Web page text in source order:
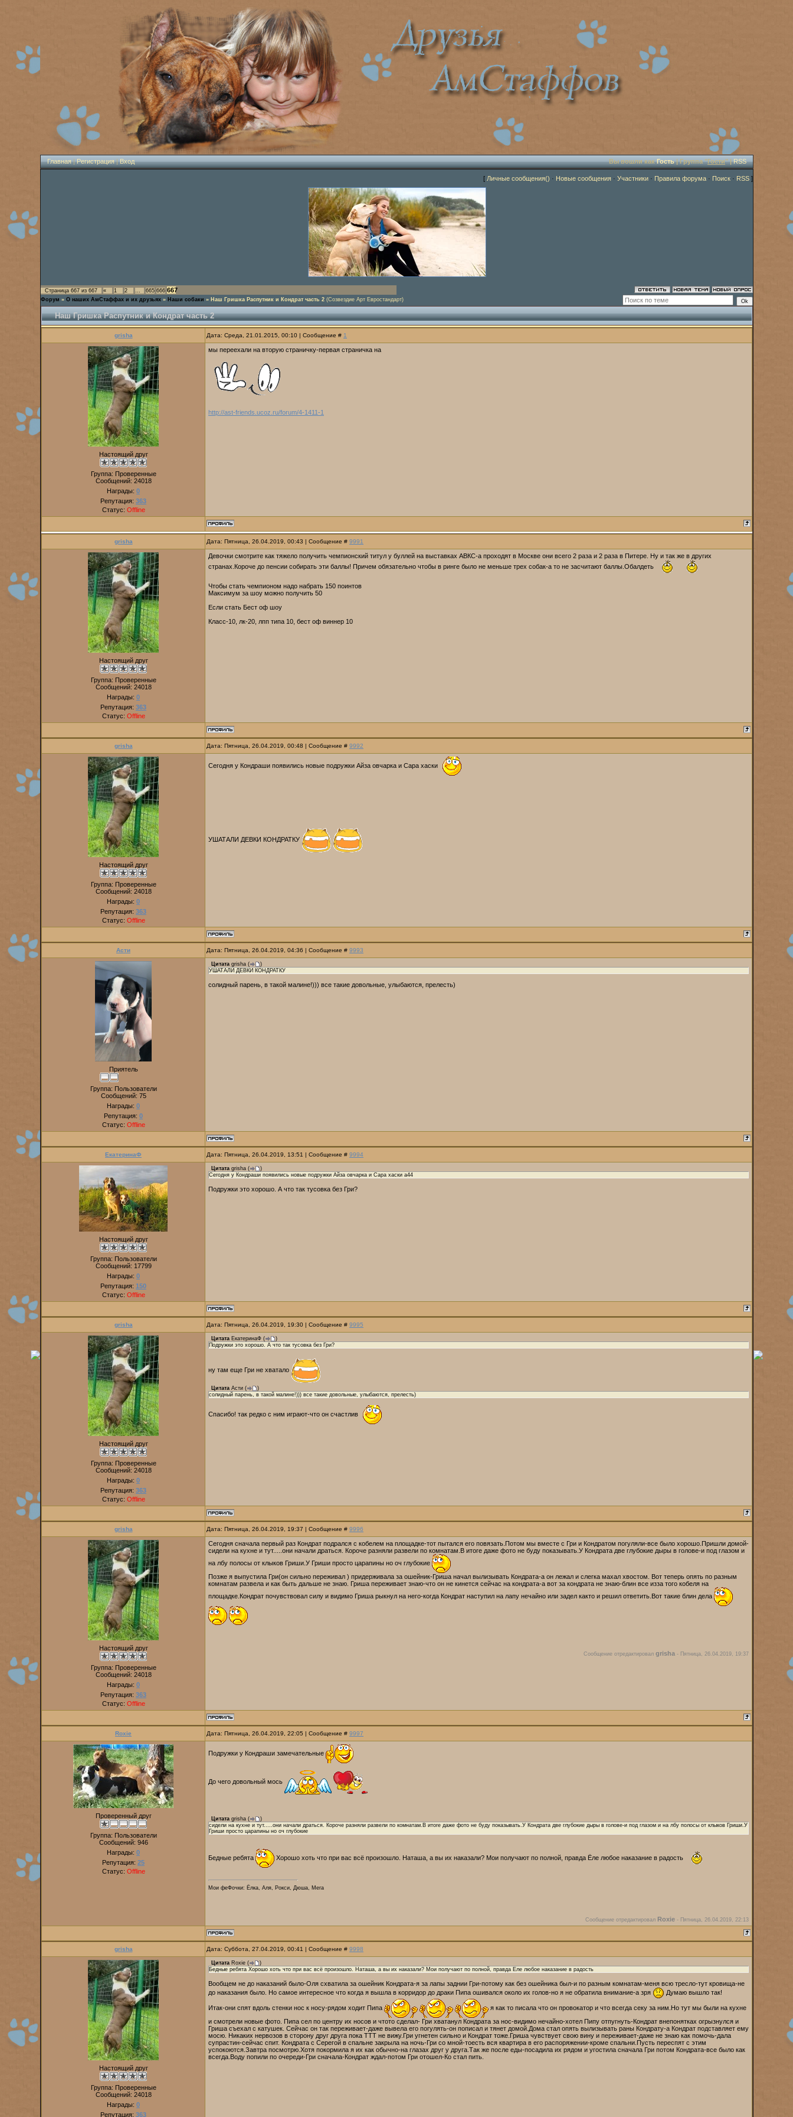
Главная|Регистрация|Вход Вы вошли какГость| Группа "Гости" |RSS
[ Личные сообщения() · Новые сообщения · Участники · Правила форума · Поиск · RSS ]
Страница 667 из 667 « 1 2 … 665 666 667
Форум » О наших АмСтаффах и их друзьях » Наши собаки » Наш Гришка Распутник и Кондрат часть 2 (Созвездие Арт Евростандарт)
Наш Гришка Распутник и Кондрат часть 2
grisha Дата: Среда, 21.01.2015, 00:10 | Сообщение # 1
Настоящий друг
Группа: Проверенные
Сообщений: 24018
Награды: 0
Репутация: 363
Статус: Offline
мы переехали на вторую страничку-первая страничка на
http://ast-friends.ucoz.ru/forum/4-1411-1
grisha Дата: Пятница, 26.04.2019, 00:43 | Сообщение # 9991
Настоящий друг
Группа: Проверенные
Сообщений: 24018
Награды: 0
Репутация: 363
Статус: Offline
Девочки смотрите как тяжело получить чемпионский титул у буллей на выставках АВКС-а проходят в Москве они всего 2 раза и 2 раза в Питере. Ну и так же в других
странах.Короче до пенсии собирать эти баллы! Причем обязательно чтобы в ринге было не меньше трех собак-а то не засчитают баллы.Обалдеть
Чтобы стать чемпионом надо набрать 150 поинтов
Максимум за шоу можно получить 50
Если стать Бест оф шоу
Класс-10, лк-20, лпп типа 10, бест оф виннер 10
grisha Дата: Пятница, 26.04.2019, 00:48 | Сообщение # 9992
Настоящий друг
Группа: Проверенные
Сообщений: 24018
Награды: 0
Репутация: 363
Статус: Offline
Сегодня у Кондраши появились новые подружки Айза овчарка и Сара хаски
УШАТАЛИ ДЕВКИ КОНДРАТКУ
Асти Дата: Пятница, 26.04.2019, 04:36 | Сообщение # 9993
Приятель
Группа: Пользователи
Сообщений: 75
Награды: 0
Репутация: 0
Статус: Offline
Цитата grisha (
)
УШАТАЛИ ДЕВКИ КОНДРАТКУ
солидный парень, в такой малине!))) все такие довольные, улыбаются, прелесть)
ЕкатеринаФ Дата: Пятница, 26.04.2019, 13:51 | Сообщение # 9994
Настоящий друг
Группа: Пользователи
Сообщений: 17799
Награды: 0
Репутация: 150
Статус: Offline
Цитата grisha (
)
Сегодня у Кондраши появились новые подружки Айза овчарка и Сара хаски a44
Подружки это хорошо. А что так тусовка без Гри?
grisha Дата: Пятница, 26.04.2019, 19:30 | Сообщение # 9995
Настоящий друг
Группа: Проверенные
Сообщений: 24018
Награды: 0
Репутация: 363
Статус: Offline
Цитата ЕкатеринаФ (
)
Подружки это хорошо. А что так тусовка без Гри?
ну там еще Гри не хватало
Цитата Асти (
)
солидный парень, в такой малине!))) все такие довольные, улыбаются, прелесть)
Спасибо! так редко с ним играют-что он счастлив
grisha Дата: Пятница, 26.04.2019, 19:37 | Сообщение # 9996
Настоящий друг
Группа: Проверенные
Сообщений: 24018
Награды: 0
Репутация: 363
Статус: Offline
Сегодня сначала первый раз Кондрат подрался с кобелем на площадке-тот пытался его повязать.Потом мы вместе с Гри и Кондратом погуляли-все было хорошо.Пришли домой-
сидели на кухне и тут.....они начали драться. Короче разняли развели по комнатам.В итоге даже фото не буду показывать.У Кондрата две глубокие дыры в голове-и под глазом и
на лбу полосы от клыков Гриши.У Гриши просто царапины но оч глубокие
Позже я выпустила Гри(он сильно переживал ) придерживала за ошейник-Гриша начал вылизывать Кондрата-а он лежал и слегка махал хвостом. Вот теперь опять по разным
комнатам развела и как быть дальше не знаю. Гриша переживает знаю-что он не кинется сейчас на кондрата-а вот за кондрата не знаю-блин все изза того кобеля на
площадке.Кондрат почувствовал силу и видимо Гриша рыкнул на него-когда Кондрат наступил на лапу нечайно или задел както и решил ответить.Вот такие блин дела
Сообщение отредактировал grisha - Пятница, 26.04.2019, 19:37
Roxie Дата: Пятница, 26.04.2019, 22:05 | Сообщение # 9997
Проверенный друг
Группа: Пользователи
Сообщений: 946
Награды: 0
Репутация: 25
Статус: Offline
Подружки у Кондраши замечательные
До чего довольный мось
Цитата grisha (
)
сидели на кухне и тут.....они начали драться. Короче разняли развели по комнатам.В итоге даже фото не буду показывать.У Кондрата две глубокие дыры в голове-и под глазом и на лбу полосы от клыков Гриши.У
Гриши просто царапины но оч глубокие
Бедные ребята Хорошо хоть что при вас всё произошло. Наташа, а вы их наказали? Мои получают по полной, правда Ёле любое наказание в радость
Мои феФочки: Ёлка, Аля, Рокси, Дюша, Мега
Сообщение отредактировал Roxie - Пятница, 26.04.2019, 22:13
grisha Дата: Суббота, 27.04.2019, 00:41 | Сообщение # 9998
Настоящий друг
Группа: Проверенные
Сообщений: 24018
Награды: 0
Репутация: 363
Цитата Roxie (
)
Бедные ребята Хорошо хоть что при вас всё произошло. Наташа, а вы их наказали? Мои получают по полной, правда Ёле любое наказание в радость
Вообщем не до наказаний было-Оля схватила за ошейник Кондрата-я за лапы заднии Гри-потому как без ошейника был-и по разным комнатам-меня всю тресло-тут кровища-не
до наказания было. Но самое интересное что когда я вышла в корридор до драки Пипа ошивался около их голов-но я не обратила внимание-а зря
Думаю вышло так!
Итак-они спят вдоль стенки нос к носу-рядом ходит Пипа
я как то писала что он провокатор и что всегда секу за ним.Но тут мы были на кухне
и смотрели новые фото. Пипа сел по центру их носов и чтото сделал- Гри хватанул Кондрата за нос-видимо нечайно-хотел Пипу отпугнуть-Кондрат внепонятках огрызнулся и
Гриша съехал с катушек. Сейчас он так переживает-даже вывела его погулять-он пописал и тянет домой.Дома стал опять вылизывать раны Кондрату-а Кондрат подставляет ему
мосю. Никаких нервозов в сторону друг друга пока ТТТ не вижу.Гри угнетен сильно и Кондрат тоже.Гриша чувствует свою вину и переживает-даже не знаю как помочь-дала
супрастин-сейчас спит. Кондрата с Серегой в спальне закрыла на ночь-Гри со мной-тоесть вся квартира в его распоряжении-кроме спальни.Пусть переспят с этим
успокоются.Завтра посмотрю.Хотя покормила я их как обычно-на глазах друг у друга.Так же после еды-посадила их рядом и угостила сначала Гри потом Кондрата-все было как
всегда.Воду попили по очереди-Гри сначала-Кондрат ждал-потом Гри отошел-Ко стал пить.